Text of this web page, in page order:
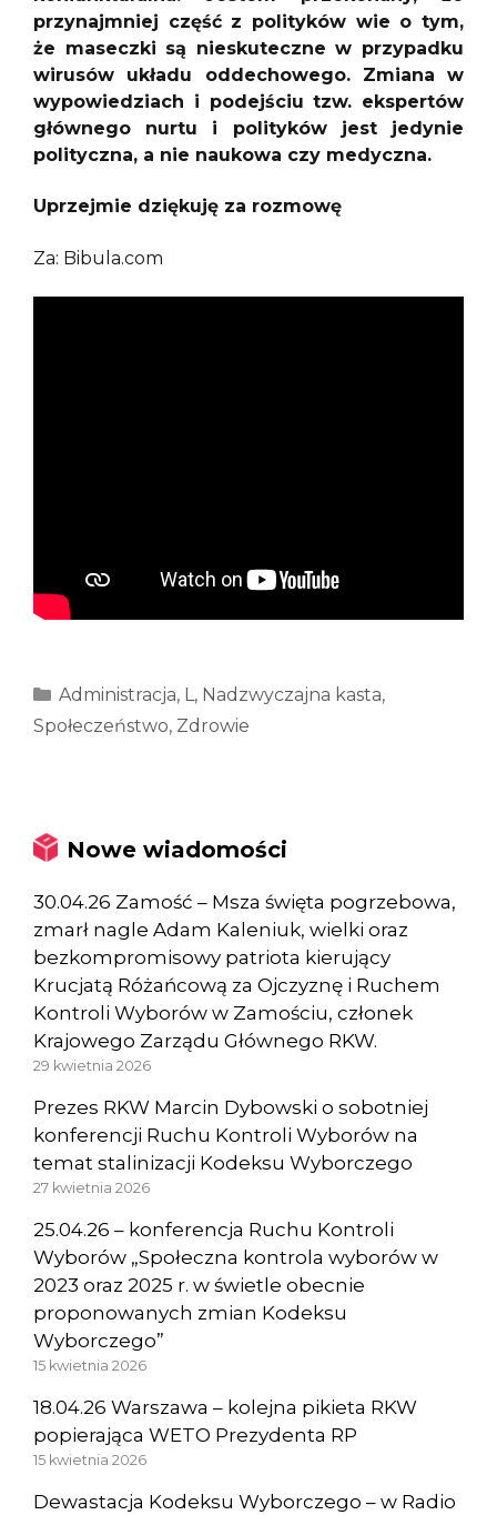
przynajmniej część z polityków wie o tym,
że maseczki są nieskuteczne w przypadku
wirusów układu oddechowego. Zmiana w
wypowiedziach i podejściu tzw. ekspertów
głównego nurtu i polityków jest jedynie
polityczna, a nie naukowa czy medyczna.
Uprzejmie dziękuję za rozmowę
Za: Bibula.com
Kategorie
Administracja, L, Nadzwyczajna kasta,
Społeczeństwo, Zdrowie
Nowe wiadomości
30.04.26 Zamość – Msza święta pogrzebowa,
zmarł nagle Adam Kaleniuk, wielki oraz
bezkompromisowy patriota kierujący
Krucjatą Różańcową za Ojczyznę i Ruchem
Kontroli Wyborów w Zamościu, członek
Krajowego Zarządu Głównego RKW.
29 kwietnia 2026
Prezes RKW Marcin Dybowski o sobotniej
konferencji Ruchu Kontroli Wyborów na
temat stalinizacji Kodeksu Wyborczego
27 kwietnia 2026
25.04.26 – konferencja Ruchu Kontroli
Wyborów „Społeczna kontrola wyborów w
2023 oraz 2025 r. w świetle obecnie
proponowanych zmian Kodeksu
Wyborczego”
15 kwietnia 2026
18.04.26 Warszawa – kolejna pikieta RKW
popierająca WETO Prezydenta RP
15 kwietnia 2026
Dewastacja Kodeksu Wyborczego – w Radio